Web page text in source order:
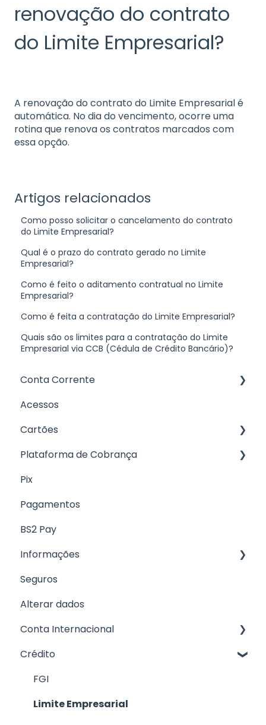
renovação do contrato
do Limite Empresarial?
A renovação do contrato do Limite Empresarial é
automática. No dia do vencimento, ocorre uma
rotina que renova os contratos marcados com
essa opção.
Artigos relacionados
Como posso solicitar o cancelamento do contrato
do Limite Empresarial?
Qual é o prazo do contrato gerado no Limite
Empresarial?
Como é feito o aditamento contratual no Limite
Empresarial?
Como é feita a contratação do Limite Empresarial?
Quais são os limites para a contratação do Limite
Empresarial via CCB (Cédula de Crédito Bancário)?
Conta Corrente
Abertura de conta
Informações sobre a conta
Acessos
Cartões
Cartão de Crédito
Cartão de Débito
Plataforma de Cobrança
CNAB 400
Pix
Pagamentos
BS2 Pay
Informações
Fale com a gente
Seguros
Alterar dados
Conta Internacional
Cartão
Recebimento de ordem / Swift
Envio de ordem / Transferência
Crédito
FGI
Limite Empresarial